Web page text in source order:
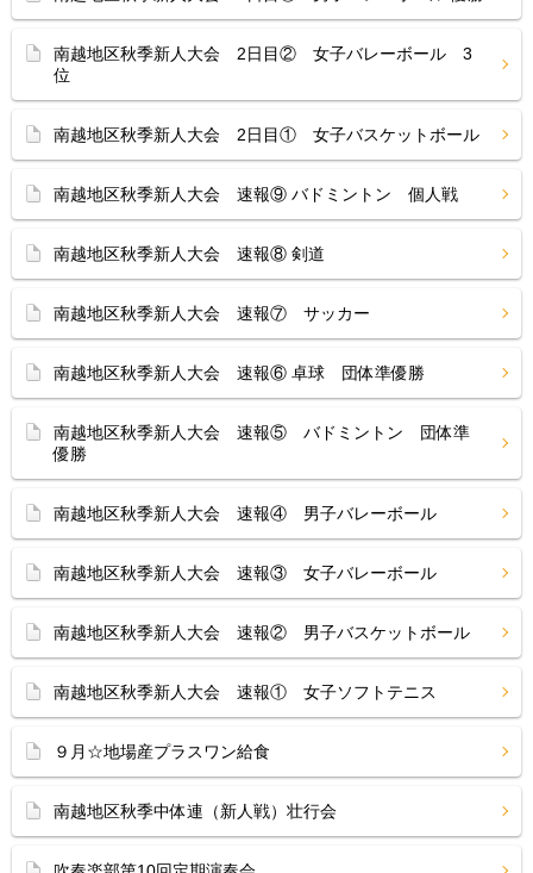
南越地区秋季新人大会 2日目② 女子バレーボール 3
位
南越地区秋季新人大会 2日目① 女子バスケットボール
南越地区秋季新人大会 速報⑨ バドミントン 個人戦
南越地区秋季新人大会 速報⑧ 剣道
南越地区秋季新人大会 速報⑦ サッカー
南越地区秋季新人大会 速報⑥ 卓球 団体準優勝
南越地区秋季新人大会 速報⑤ バドミントン 団体準
優勝
南越地区秋季新人大会 速報④ 男子バレーボール
南越地区秋季新人大会 速報③ 女子バレーボール
南越地区秋季新人大会 速報② 男子バスケットボール
南越地区秋季新人大会 速報① 女子ソフトテニス
９月☆地場産プラスワン給食
南越地区秋季中体連（新人戦）壮行会